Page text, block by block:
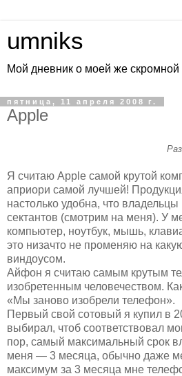
umniks
Мой дневник о моей же скромной
пятница, 11 апреля 2008 г.
Apple
Я считаю Apple самой крутой
априори самой лучшей!
настолько удобна, что
сектантов (смотрим на меня). У
компьютер, ноутбук, мышь,
это низачто не променяю на
виндоусом.
Айфон я считаю самым крутым
изобретенным человечеством.
«Мы заново изобрели телефон».
Первый свой сотовый я купил в
выбирал, чтоб соответствовал
пор, самый максимальный срок
меня — 3 месяца, обычно даже
максимум за 3 месяца мне